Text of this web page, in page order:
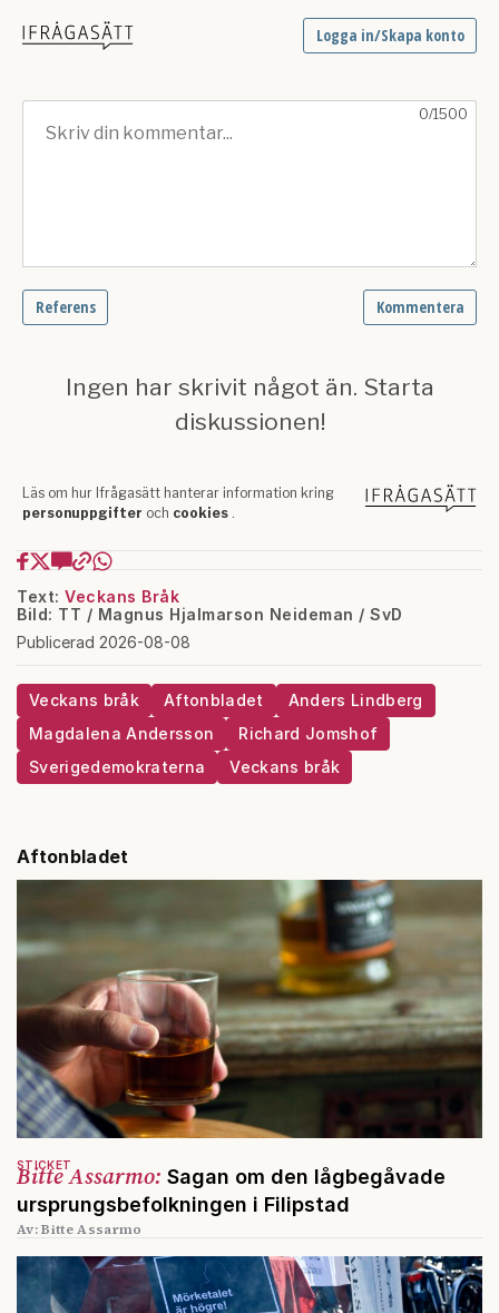
Text: Veckans Bråk
Bild: TT / Magnus Hjalmarson Neideman / SvD
Publicerad 2026-08-08
Veckans bråk Aftonbladet
Anders Lindberg
Magdalena Andersson
Richard Jomshof
Sverigedemokraterna
Veckans bråk
Aftonbladet
Bitte Assarmo: Sagan om den lågbegåvade
ursprungsbefolkningen i Filipstad
STICKET
Av: Bitte Assarmo